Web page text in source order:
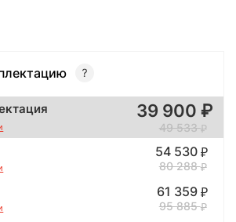
39 900
49 533
54 530
80 288
61 359
95 885